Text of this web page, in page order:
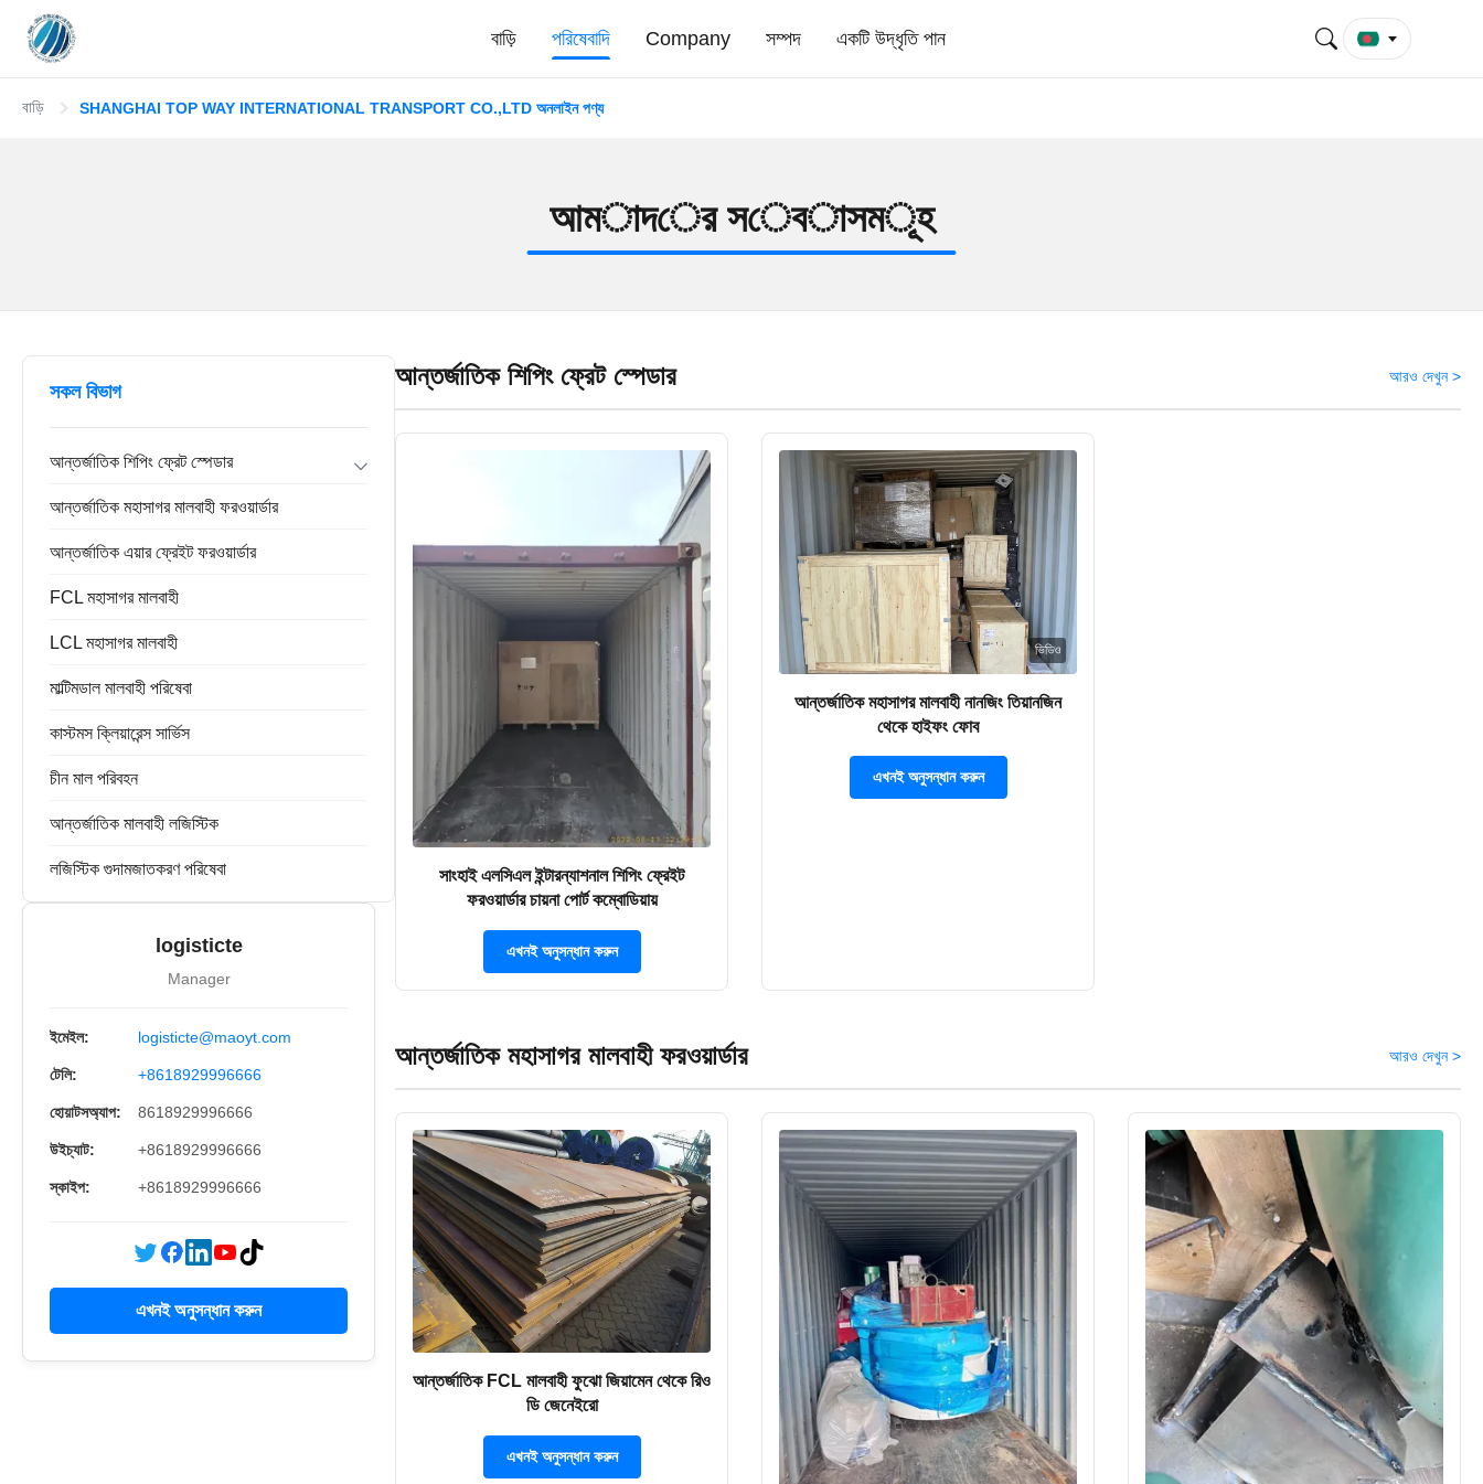
বাড়ি পরিষেবাদি Company সম্পদ একটি উদ্ধৃতি পান
বাড়ি SHANGHAI TOP WAY INTERNATIONAL TRANSPORT CO.,LTD অনলাইন পণ্য
আমাদের সেবাসমূহ
সকল বিভাগ
আন্তর্জাতিক শিপিং ফ্রেট স্পেডার
ফরোয়ার্ড রপ্তানি আমদানি
চীন গুদামজাতকরণ পরিষেবা
আন্তর্জাতিক মহাসাগর মালবাহী ফরওয়ার্ডার
আন্তর্জাতিক এয়ার ফ্রেইট ফরওয়ার্ডার
FCL মহাসাগর মালবাহী
LCL মহাসাগর মালবাহী
মাল্টিমডাল মালবাহী পরিষেবা
কাস্টমস ক্লিয়ারেন্স সার্ভিস
চীন মাল পরিবহন
আন্তর্জাতিক মালবাহী লজিস্টিক
লজিস্টিক গুদামজাতকরণ পরিষেবা
logisticte
Manager
ইমেইল: logisticte@maoyt.com
টেলি: +8618929996666
হোয়াটসঅ্যাপ: 8618929996666
উইচ্যাট: +8618929996666
স্কাইপ: +8618929996666
এখনই অনুসন্ধান করুন
আন্তর্জাতিক শিপিং ফ্রেট স্পেডার আরও দেখুন >
সাংহাই এলসিএল ইন্টারন্যাশনাল শিপিং ফ্রেইট
ফরওয়ার্ডার চায়না পোর্ট কম্বোডিয়ায়
এখনই অনুসন্ধান করুন
ভিডিও
আন্তর্জাতিক মহাসাগর মালবাহী নানজিং তিয়ানজিন
থেকে হাইফং ফোব
এখনই অনুসন্ধান করুন
আন্তর্জাতিক মহাসাগর মালবাহী ফরওয়ার্ডার আরও দেখুন >
আন্তর্জাতিক FCL মালবাহী ফুঝো জিয়ামেন থেকে রিও
ডি জেনেইরো
এখনই অনুসন্ধান করুন